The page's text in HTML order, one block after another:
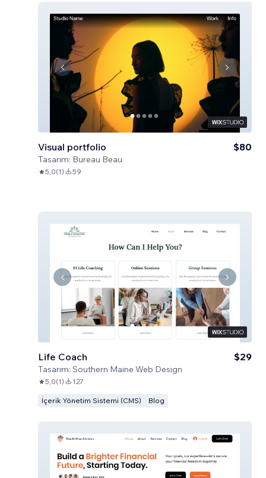
Visual portfolio
Tasarım: Bureau Beau
$80
5,0(1) 59
Life Coach
Tasarım: Southern Maine Web Design
$29
5,0(1) 127
İçerik Yönetim Sistemi (CMS) Blog